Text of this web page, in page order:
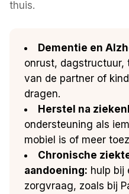
thuis.
Dementie en
onrust,
van de partner of
dragen.
Herstel na
ondersteuning als
mobiel is of meer
Chronische
aandoening: hulp bij
zorgvraag, zoals bij